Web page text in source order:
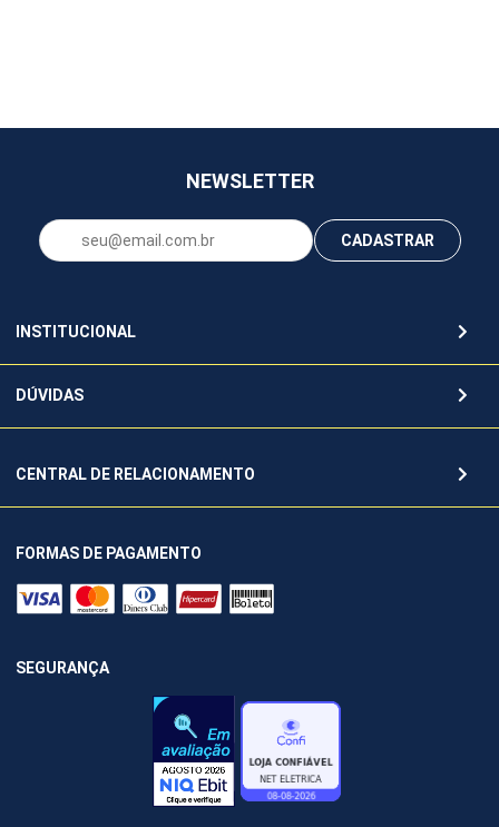
NEWSLETTER
CADASTRAR
INSTITUCIONAL
DÚVIDAS
CENTRAL DE RELACIONAMENTO
FORMAS DE PAGAMENTO
SEGURANÇA